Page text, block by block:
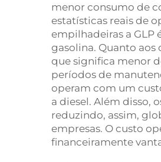
menor consumo de
estatísticas reais de
empilhadeiras a GLP
gasolina. Quanto aos
que significa menor
períodos de
operam com um
a diesel. Além disso,
reduzindo, assim,
empresas. O custo
financeiramente